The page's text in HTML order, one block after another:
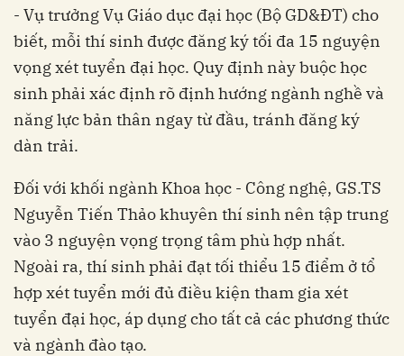
- Vụ trưởng Vụ Giáo dục đại học (Bộ GD&ĐT) cho
biết, mỗi thí sinh được đăng ký tối đa 15 nguyện
vọng xét tuyển đại học. Quy định này buộc học
sinh phải xác định rõ định hướng ngành nghề và
năng lực bản thân ngay từ đầu, tránh đăng ký
dàn trải.
Đối với khối ngành Khoa học - Công nghệ, GS.TS
Nguyễn Tiến Thảo khuyên thí sinh nên tập trung
vào 3 nguyện vọng trọng tâm phù hợp nhất.
Ngoài ra, thí sinh phải đạt tối thiểu 15 điểm ở tổ
hợp xét tuyển mới đủ điều kiện tham gia xét
tuyển đại học, áp dụng cho tất cả các phương thức
và ngành đào tạo.